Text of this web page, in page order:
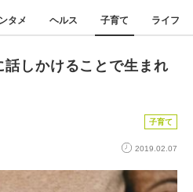
タメ ヘルス 子育て ライフ
しかけることで生まれ
子育て
2019.02.07